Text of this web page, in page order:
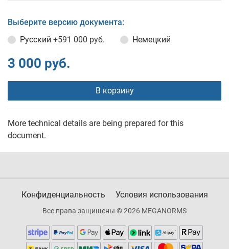
Выберите версию документа:
Русский +591 000 руб. Немецкий
3 000 руб.
В корзину
More technical details are being prepared for this
document.
Конфиденциальность Условия использования
Все права защищены © 2026 MEGANORMS